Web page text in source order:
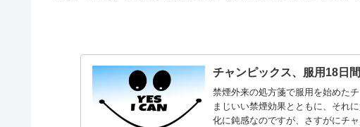
チャンピックス、服用18日
禁煙外来の処方箋で服用を始めた
まじいい禁煙効果とともに、それ
化に鈍感なのですが、さすがにチ